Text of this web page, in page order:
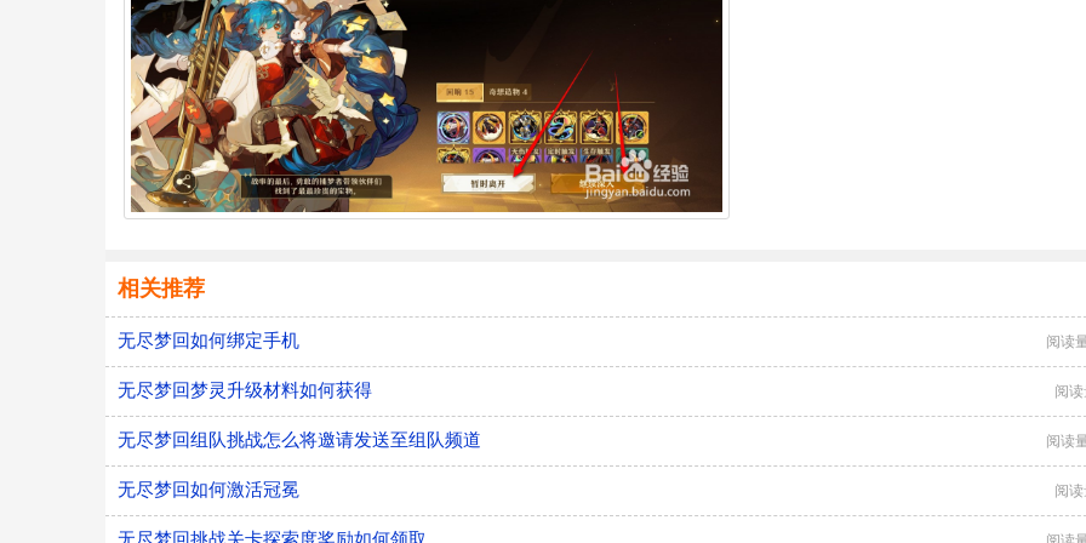
相关推荐
无尽梦回如何绑定手机 阅读
无尽梦回梦灵升级材料如何获得 阅
无尽梦回组队挑战怎么将邀请发送至组队频道 阅读
无尽梦回如何激活冠冕 阅
无尽梦回挑战关卡探索度奖励如何领取